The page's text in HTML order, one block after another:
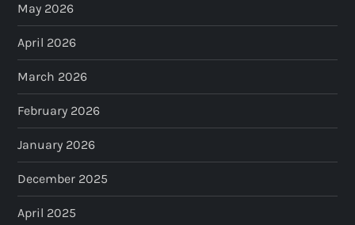
May 2026
April 2026
March 2026
February 2026
January 2026
December 2025
April 2025